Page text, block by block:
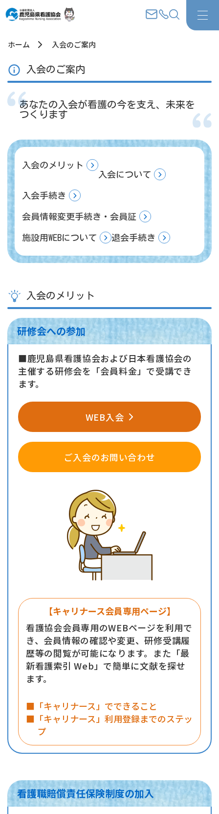
ホーム 入会のご案内
入会のご案内
あなたの入会が看護の今を支え、未来を
つくります
入会のメリット
入会について
入会手続き
会員情報変更手続き・会員証
施設用WEBについて 退会手続き
入会のメリット
研修会への参加
■鹿児島県看護協会および日本看護協会の
主催する研修会を「会員料金」で受講でき
ます。
WEB入会
ご入会のお問い合わせ
【キャリナース会員専用ページ】
看護協会会員専用のWEBページを利用で
き、会員情報の確認や変更、研修受講履
歴等の閲覧が可能になります。また「最
新看護索引 Web」で簡単に文献を探せ
ます。
■「キャリナース」でできること
■「キャリナース」利用登録までのステッ
プ
看護職賠償責任保険制度の加入